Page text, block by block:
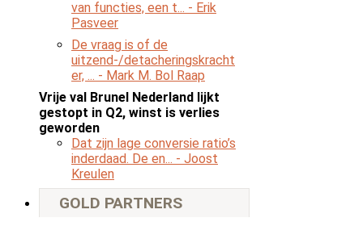
van functies, een t... - Erik
Pasveer
De vraag is of de
uitzend-/detacheringskracht
er, ... - Mark M. Bol Raap
Vrije val Brunel Nederland lijkt
gestopt in Q2, winst is verlies
geworden
Dat zijn lage conversie ratio’s
inderdaad. De en... - Joost
Kreulen
GOLD PARTNERS